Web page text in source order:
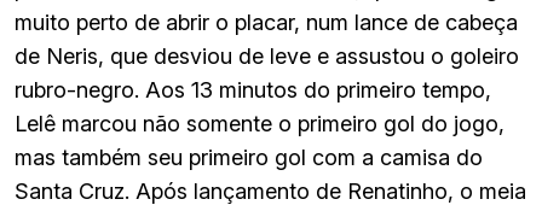
muito perto de abrir o placar, num lance de cabeça
de Neris, que desviou de leve e assustou o goleiro
rubro-negro. Aos 13 minutos do primeiro tempo,
Lelê marcou não somente o primeiro gol do jogo,
mas também seu primeiro gol com a camisa do
Santa Cruz. Após lançamento de Renatinho, o meia